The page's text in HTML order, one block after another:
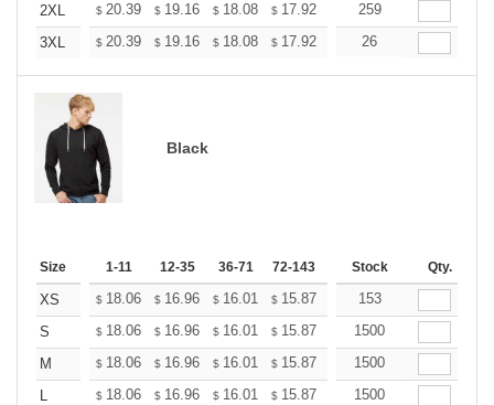
2XL
$ 20.39 $ 19.16 $ 18.08 $ 17.92 17.61
259
3XL
$ 20.39 $ 19.16 $ 18.08 $ 17.92 17.61
26
Black
Size 1-11 12-35 36-71 72-143 144-287 288 + More
Stock Qty.
XS $ 18.06 $ 16.96 $ 16.01 $ 15.87 15.60
153
S
$ 18.06 $ 16.96 $ 16.01 $ 15.87 15.60
1500
M
$ 18.06 $ 16.96 $ 16.01 $ 15.87 15.60
1500
L
$ 18.06 $ 16.96 $ 16.01 $ 15.87 15.60
1500